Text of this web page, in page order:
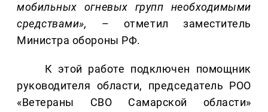
мобильных огневых групп необходимыми
средствами»,
– отметил заместитель
Министра обороны РФ.
К этой работе подключен помощник
руководителя области, председатель РОО
«Ветераны СВО Самарской области»